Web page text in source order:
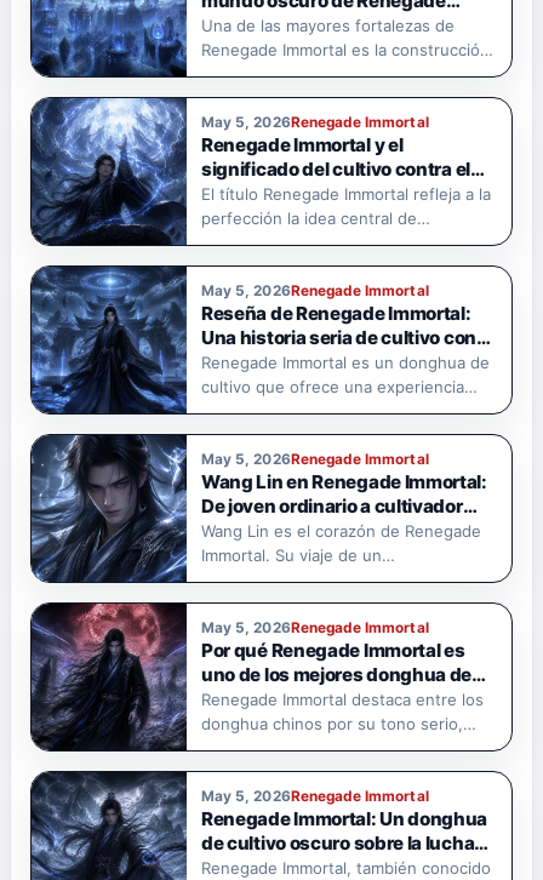
Immortal
Una de las mayores fortalezas de
Renegade Immortal es la construcción
de…
May 5, 2026Renegade Immortal
Renegade Immortal y el
significado del cultivo contra el
cielo
El título Renegade Immortal refleja a la
perfección la idea central de…
May 5, 2026Renegade Immortal
Reseña de Renegade Immortal:
Una historia seria de cultivo con
profundidad emocional.
Renegade Immortal es un donghua de
cultivo que ofrece una experiencia
visual…
May 5, 2026Renegade Immortal
Wang Lin en Renegade Immortal:
De joven ordinario a cultivador
implacable
Wang Lin es el corazón de Renegade
Immortal. Su viaje de un…
May 5, 2026Renegade Immortal
Por qué Renegade Immortal es
uno de los mejores donghua de
Xianxia oscuro para ver
Renegade Immortal destaca entre los
donghua chinos por su tono serio,
su…
May 5, 2026Renegade Immortal
Renegade Immortal: Un donghua
de cultivo oscuro sobre la lucha
de Wang Lin contra el destino.
Renegade Immortal, también conocido